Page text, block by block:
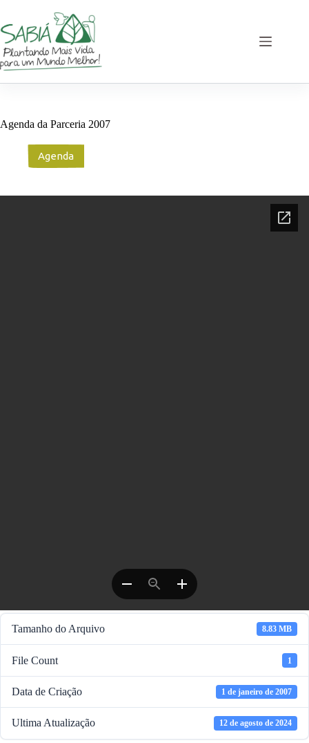
o
conteúdo
Agenda da Parceria 2007
Agenda
Tamanho do Arquivo 8.83 MB
File Count 1
Data de Criação 1 de janeiro de 2007
Ultima Atualização 12 de agosto de 2024